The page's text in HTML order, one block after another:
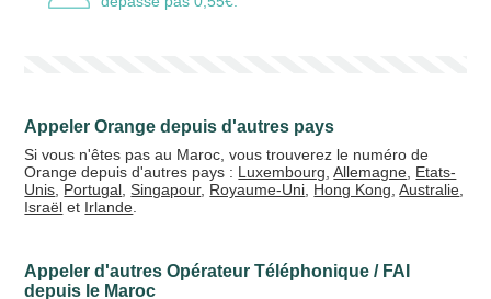
Appeler Orange depuis d'autres pays
Si vous n'êtes pas au Maroc, vous trouverez le numéro de
Orange depuis d'autres pays : Luxembourg ,Allemagne Etats-
Unis Portugal ,Singapour, Royaume-Uni Hong Kong ,Australie
Israël et Irlande
Appeler d'autres Opérateur Téléphonique / FAI
depuis le Maroc